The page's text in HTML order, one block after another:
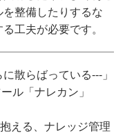
整備したりするな
工夫が必要です。
散らばっている---」
ル「ナレカン」
える、ナレッジ管理